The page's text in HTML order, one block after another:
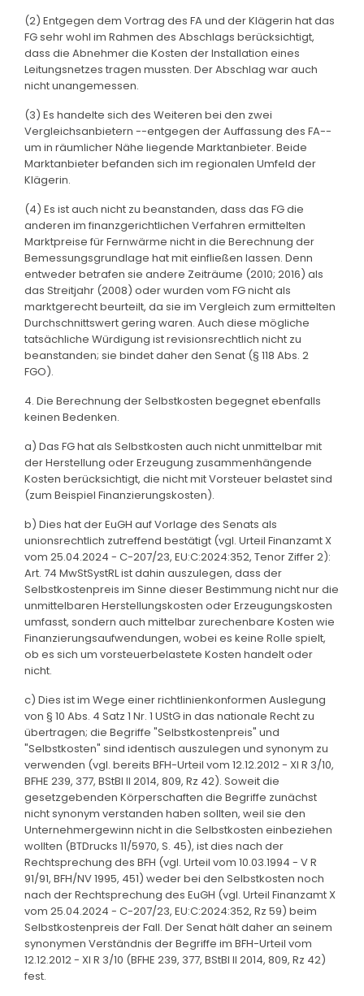
(2) Entgegen dem Vortrag des FA und der Klägerin hat das
FG sehr wohl im Rahmen des Abschlags berücksichtigt,
dass die Abnehmer die Kosten der Installation eines
Leitungsnetzes tragen mussten. Der Abschlag war auch
nicht unangemessen.
(3) Es handelte sich des Weiteren bei den zwei
Vergleichsanbietern --entgegen der Auffassung des FA--
um in räumlicher Nähe liegende Marktanbieter. Beide
Marktanbieter befanden sich im regionalen Umfeld der
Klägerin.
(4) Es ist auch nicht zu beanstanden, dass das FG die
anderen im finanzgerichtlichen Verfahren ermittelten
Marktpreise für Fernwärme nicht in die Berechnung der
Bemessungsgrundlage hat mit einfließen lassen. Denn
entweder betrafen sie andere Zeiträume (2010; 2016) als
das Streitjahr (2008) oder wurden vom FG nicht als
marktgerecht beurteilt, da sie im Vergleich zum ermittelten
Durchschnittswert gering waren. Auch diese mögliche
tatsächliche Würdigung ist revisionsrechtlich nicht zu
beanstanden; sie bindet daher den Senat (§ 118 Abs. 2
FGO).
4. Die Berechnung der Selbstkosten begegnet ebenfalls
keinen Bedenken.
a) Das FG hat als Selbstkosten auch nicht unmittelbar mit
der Herstellung oder Erzeugung zusammenhängende
Kosten berücksichtigt, die nicht mit Vorsteuer belastet sind
(zum Beispiel Finanzierungskosten).
b) Dies hat der EuGH auf Vorlage des Senats als
unionsrechtlich zutreffend bestätigt (vgl. Urteil Finanzamt X
vom 25.04.2024 - C-207/23, EU:C:2024:352, Tenor Ziffer 2):
Art. 74 MwStSystRL ist dahin auszulegen, dass der
Selbstkostenpreis im Sinne dieser Bestimmung nicht nur die
unmittelbaren Herstellungskosten oder Erzeugungskosten
umfasst, sondern auch mittelbar zurechenbare Kosten wie
Finanzierungsaufwendungen, wobei es keine Rolle spielt,
ob es sich um vorsteuerbelastete Kosten handelt oder
nicht.
c) Dies ist im Wege einer richtlinienkonformen Auslegung
von § 10 Abs. 4 Satz 1 Nr. 1 UStG in das nationale Recht zu
übertragen; die Begriffe "Selbstkostenpreis" und
"Selbstkosten" sind identisch auszulegen und synonym zu
verwenden (vgl. bereits BFH-Urteil vom 12.12.2012 - XI R 3/10,
BFHE 239, 377, BStBl II 2014, 809, Rz 42). Soweit die
gesetzgebenden Körperschaften die Begriffe zunächst
nicht synonym verstanden haben sollten, weil sie den
Unternehmergewinn nicht in die Selbstkosten einbeziehen
wollten (BTDrucks 11/5970, S. 45), ist dies nach der
Rechtsprechung des BFH (vgl. Urteil vom 10.03.1994 - V R
91/91, BFH/NV 1995, 451) weder bei den Selbstkosten noch
nach der Rechtsprechung des EuGH (vgl. Urteil Finanzamt X
vom 25.04.2024 - C-207/23, EU:C:2024:352, Rz 59) beim
Selbstkostenpreis der Fall. Der Senat hält daher an seinem
synonymen Verständnis der Begriffe im BFH-Urteil vom
12.12.2012 - XI R 3/10 (BFHE 239, 377, BStBl II 2014, 809, Rz 42)
fest.